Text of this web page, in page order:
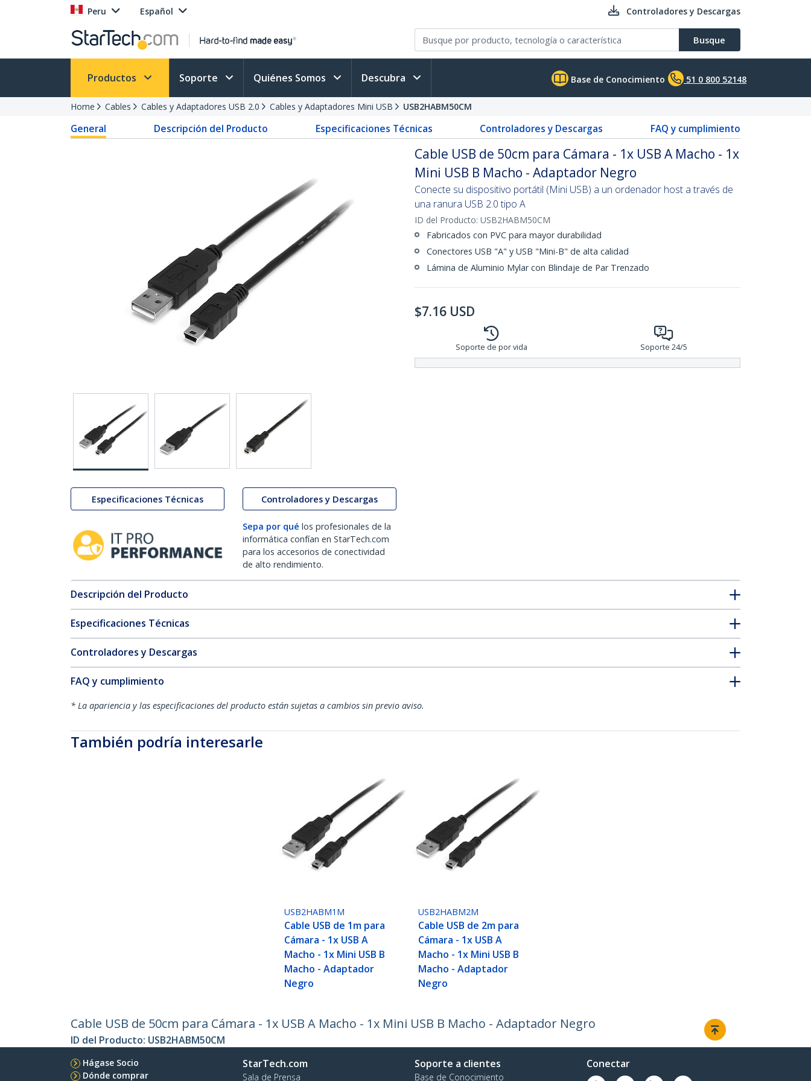
Peru Español Controladores y Descargas
Busque
Productos Soporte Quiénes Somos Descubra Base de Conocimiento 51 0 800 52148
Home Cables Cables y Adaptadores USB 2.0 Cables y Adaptadores Mini USB USB2HABM50CM
General Descripción del Producto Especificaciones Técnicas Controladores y Descargas FAQ y cumplimiento
Especificaciones Técnicas Controladores y Descargas
Sepa por qué los profesionales de la
informática confían en StarTech.com
para los accesorios de conectividad
de alto rendimiento.
Cable USB de 50cm para Cámara - 1x USB A Macho - 1x
Mini USB B Macho - Adaptador Negro
Conecte su dispositivo portátil (Mini USB) a un ordenador host a través de
una ranura USB 2.0 tipo A
ID del Producto: USB2HABM50CM
Fabricados con PVC para mayor durabilidad
Conectores USB "A" y USB "Mini-B" de alta calidad
Lámina de Aluminio Mylar con Blindaje de Par Trenzado
$7.16 USD
Soporte de por vida Soporte 24/5
Descripción del Producto
Especificaciones Técnicas
Controladores y Descargas
FAQ y cumplimiento
* La apariencia y las especificaciones del producto están sujetas a cambios sin previo aviso.
También podría interesarle
USB2HABM1M
Cable USB de 1m para
Cámara - 1x USB A
Macho - 1x Mini USB B
Macho - Adaptador
Negro
USB2HABM2M
Cable USB de 2m para
Cámara - 1x USB A
Macho - 1x Mini USB B
Macho - Adaptador
Negro
Cable USB de 50cm para Cámara - 1x USB A Macho - 1x Mini USB B Macho - Adaptador Negro
ID del Producto: USB2HABM50CM
Hágase Socio
Dónde comprar
StarTech.com
Sala de Prensa
Soporte a clientes
Base de Conocimiento
Conectar